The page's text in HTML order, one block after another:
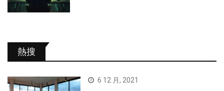
熱搜
6 12 月, 2021